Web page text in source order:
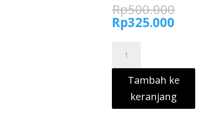
Rp500.000
Rp325.000
Stool
Bangku
Trembesi
Tambah ke
keranjang